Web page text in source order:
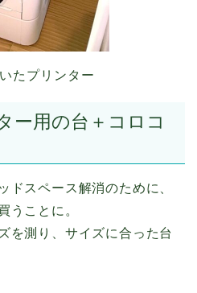
たプリンター
ー用の台＋コロコ
ドスペース解消のために、
うことに。
を測り、サイズに合った台